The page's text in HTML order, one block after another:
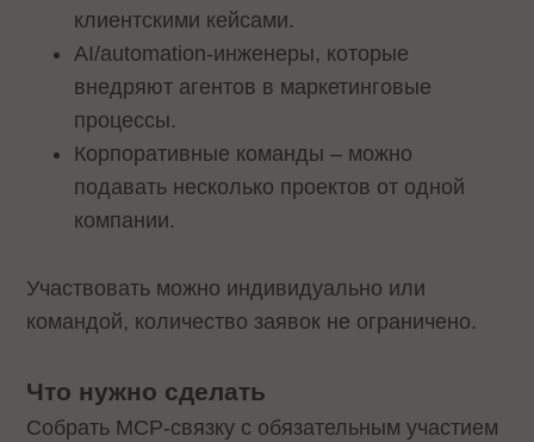
клиентскими кейсами.
AI/automation-инженеры, которые
внедряют агентов в маркетинговые
процессы.
Корпоративные команды – можно
подавать несколько проектов от одной
компании.
Участвовать можно индивидуально или
командой, количество заявок не ограничено.
Что нужно сделать
Собрать MCP-связку с обязательным участием